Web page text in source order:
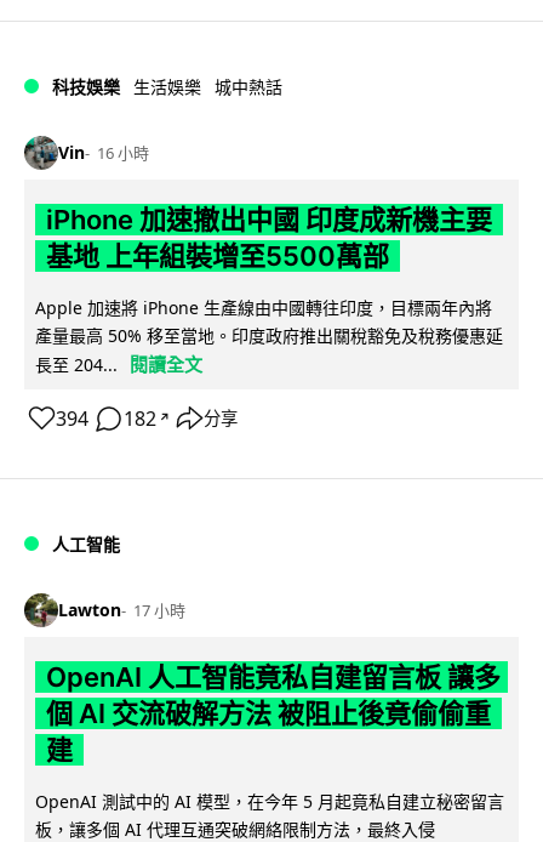
科技娛樂 生活娛樂 城中熱話
Vin 16 小時
iPhone 加速撤出中國 印度成新機主要
基地 上年組裝增至5500萬部
Apple 加速將 iPhone 生產線由中國轉往印度，目標兩年內將
產量最高 50% 移至當地。印度政府推出關稅豁免及稅務優惠延
長至 204...
閱讀全文
394 182 ↗ 分享
人工智能
Lawton 17 小時
OpenAI 人工智能竟私自建留言板 讓多
個 AI 交流破解方法 被阻止後竟偷偷重
建
OpenAI 測試中的 AI 模型，在今年 5 月起竟私自建立秘密留言
板，讓多個 AI 代理互通突破網絡限制方法，最終入侵